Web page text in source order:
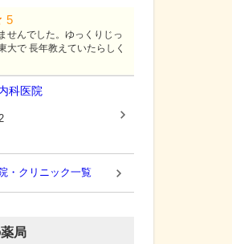
5
せんでした。ゆっくりじっ
大で 長年教えていたらしく
科医院
・クリニック一覧
局